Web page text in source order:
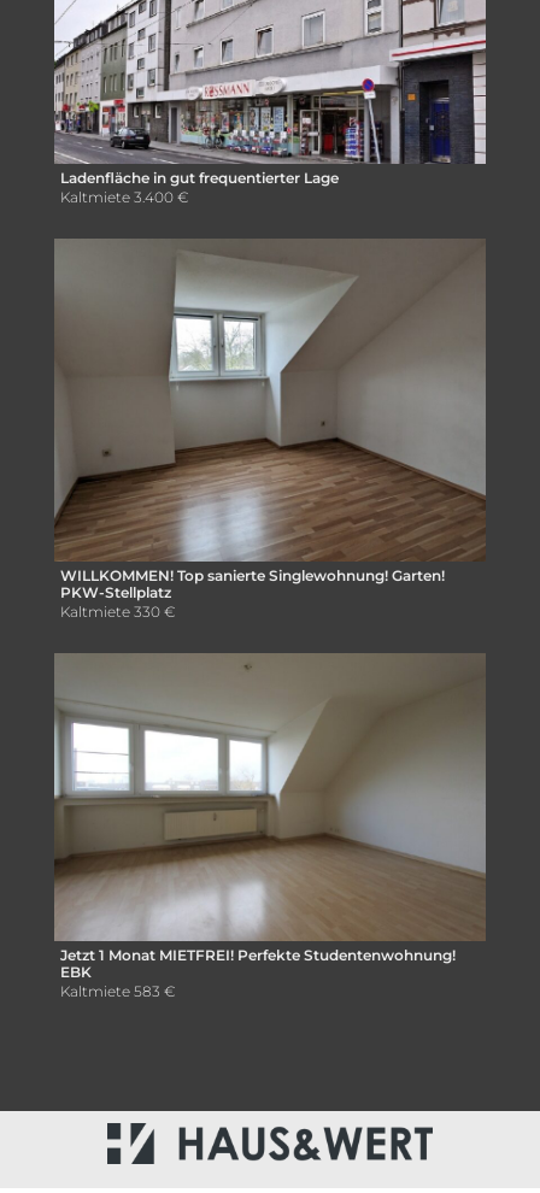
Ladenfläche in gut frequentierter Lage
Kaltmiete 3.400 €
WILLKOMMEN! Top sanierte Singlewohnung! Garten!
PKW-Stellplatz
Kaltmiete 330 €
Jetzt 1 Monat MIETFREI! Perfekte Studentenwohnung!
EBK
Kaltmiete 583 €